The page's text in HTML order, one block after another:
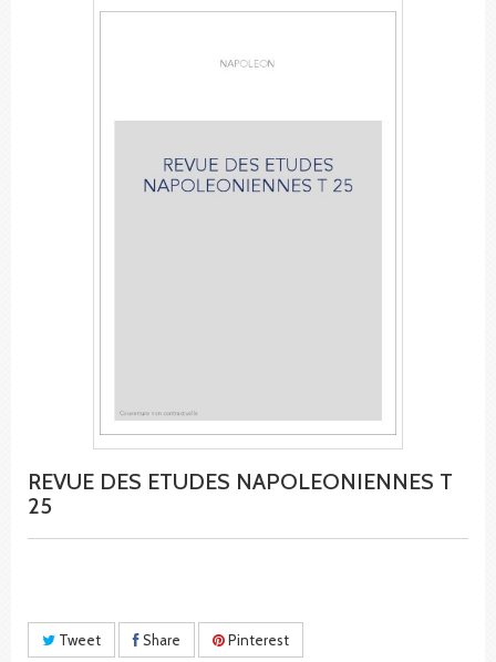
REVUE DES ETUDES NAPOLEONIENNES T
25
Tweet Share Pinterest